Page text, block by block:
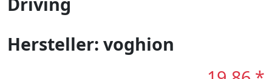
Hersteller: voghion